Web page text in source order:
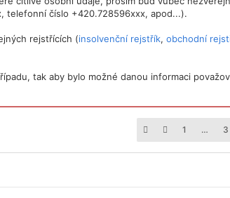
telefonní číslo +420.728596xxx, apod...).
rejstřících (insolvenční rejstřík, obchodní
tak aby bylo možné danou informaci
1 … 3